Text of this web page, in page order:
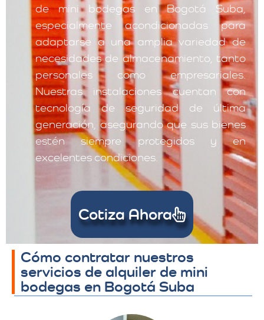
de mini bodegas en Bogotá Suba,
especialmente acondicionadas para
adaptarse a una amplia variedad de
necesidades de almacenamiento, tanto
personales como empresariales.
Nuestras instalaciones cuentan con
tecnología de seguridad de última
generación, asegurando que sus bienes
estén siempre protegidos y en
excelentes condiciones.
Cotiza Ahora
Cómo contratar nuestros
servicios de alquiler de mini
bodegas en Bogotá Suba